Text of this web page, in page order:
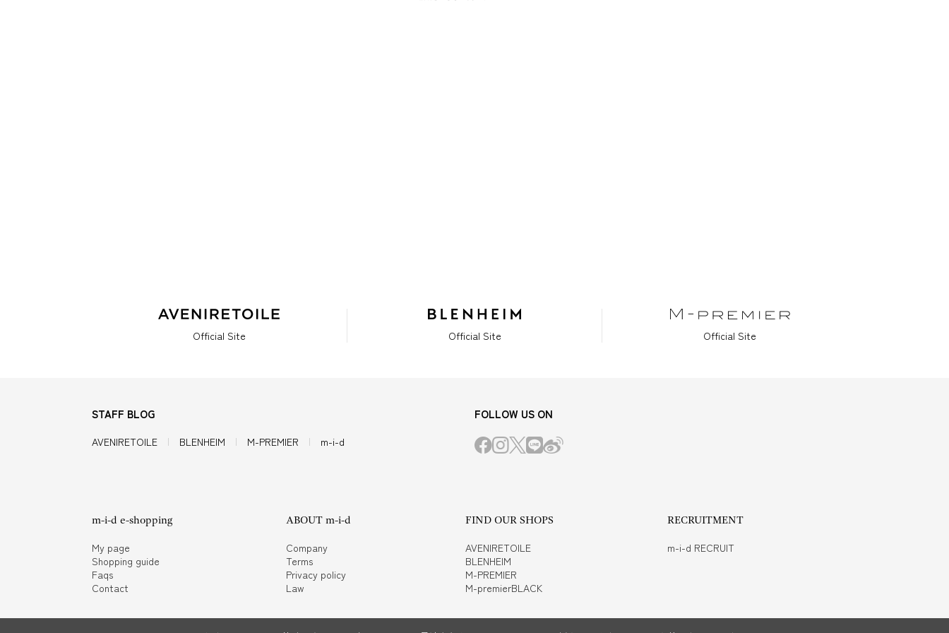
Official Site Official Site Official Site
STAFF BLOG
AVENIRETOILE BLENHEIM M-PREMIER m-i-d
FOLLOW US ON
m-i-d e-shopping
My page
Shopping guide
Faqs
Contact
ABOUT m-i-d
Company
Terms
Privacy policy
Law
FIND OUR SHOPS
AVENIRETOILE
BLENHEIM
M-PREMIER
M-premierBLACK
RECRUITMENT
m-i-d RECRUIT